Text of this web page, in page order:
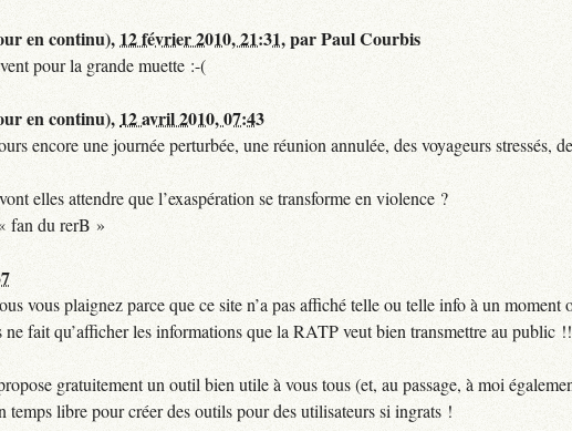
en continu), 12 février 2010, 21:31,parPaul Courbis
pour la grande muette :-(
en continu), 12 avril 2010, 07:43
encore une journée perturbée, une réunion annulée, des voyageurs stressés,
elles attendre que l’exaspération se transforme en violence ?
fan du rerB »
vous plaignez parce que ce site n’a pas affiché telle ou telle info à un moment
fait qu’afficher les informations que la RATP veut bien transmettre au public
gratuitement un outil bien utile à vous tous (et, au passage, à moi
temps libre pour créer des outils pour des utilisateurs si ingrats !